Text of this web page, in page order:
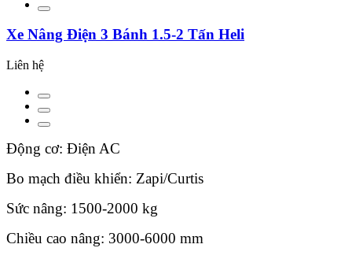
Xe Nâng Điện 3 Bánh 1.5-2 Tấn Heli
Liên hệ
Động cơ: Điện AC
Bo mạch điều khiển: Zapi/Curtis
Sức nâng: 1500-2000 kg
Chiều cao nâng: 3000-6000 mm